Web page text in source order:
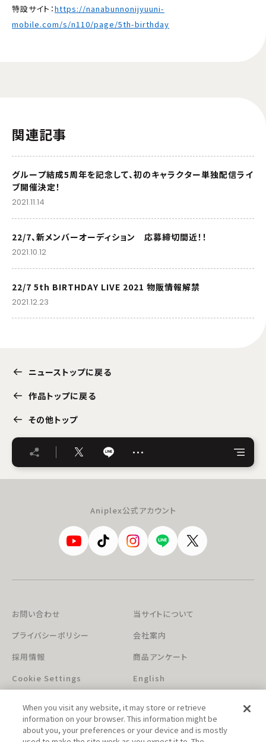
特設サイト：https://nanabunnonijyuuni-
mobile.com/s/n110/page/5th-birthday
関連記事
グループ結成5周年を記念して、初のキャラクター単独配信ライ
ブ開催決定！
2021.11.14
22/7、新メンバーオーディション 応募締切間近！！
2021.10.12
22/7 5th BIRTHDAY LIVE 2021 物販情報解禁
2021.12.23
ニューストップに戻る
作品トップに戻る
その他トップ
…
Aniplex公式アカウント
お問い合わせ
当サイトについて
プライバシーポリシー
会社案内
採用情報
商品アンケート
Cookie Settings
English
When you visit any website, it may store or retrieve
information on your browser. This information might be
about you, your preferences or your device and is mostly